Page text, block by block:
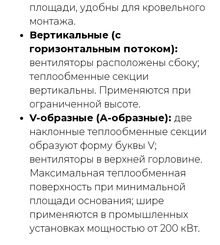
площади, удобны для кровельного
монтажа.
Вертикальные (с
горизонтальным потоком):
вентиляторы расположены сбоку;
теплообменные секции
вертикальны. Применяются при
ограниченной высоте.
V-образные (А-образные): две
наклонные теплообменные секции
образуют форму буквы V;
вентиляторы в верхней горловине.
Максимальная теплообменная
поверхность при минимальной
площади основания; шире
применяются в промышленных
установках мощностью от 200 кВт.